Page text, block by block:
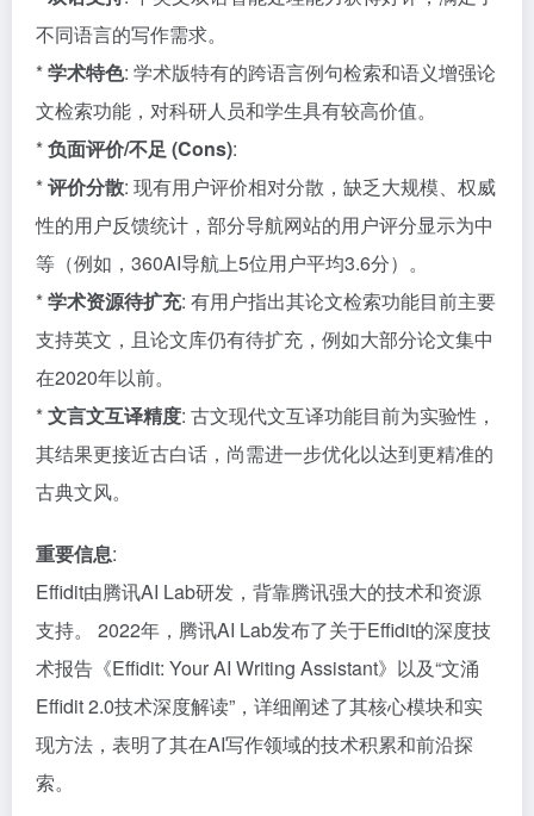
不同语言的写作需求。
*学术特色: 学术版特有的跨语言例句检索和语义增强论
文检索功能，对科研人员和学生具有较高价值。
*负面评价/不足 (Cons):
*评价分散: 现有用户评价相对分散，缺乏大规模、权威
性的用户反馈统计，部分导航网站的用户评分显示为中
等（例如，360AI导航上5位用户平均3.6分）。
*学术资源待扩充: 有用户指出其论文检索功能目前主要
支持英文，且论文库仍有待扩充，例如大部分论文集中
在2020年以前。
*文言文互译精度: 古文现代文互译功能目前为实验性，
其结果更接近古白话，尚需进一步优化以达到更精准的
古典文风。
重要信息:
Effidit由腾讯AI Lab研发，背靠腾讯强大的技术和资源
支持。 2022年，腾讯AI Lab发布了关于Effidit的深度技
术报告《Effidit: Your AI Writing Assistant》以及“文涌
Effidit 2.0技术深度解读”，详细阐述了其核心模块和实
现方法，表明了其在AI写作领域的技术积累和前沿探
索。